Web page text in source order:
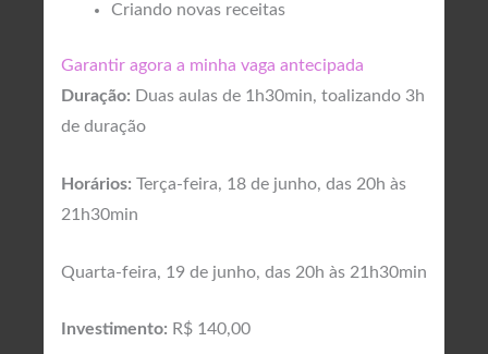
Criando novas receitas
Garantir agora a minha vaga antecipada
Duração: Duas aulas de 1h30min, toalizando 3h
de duração
Horários:
Terça-feira, 18 de junho, das 20h às
21h30min
Quarta-feira, 19 de junho, das 20h às 21h30min
Investimento: R$ 140,00